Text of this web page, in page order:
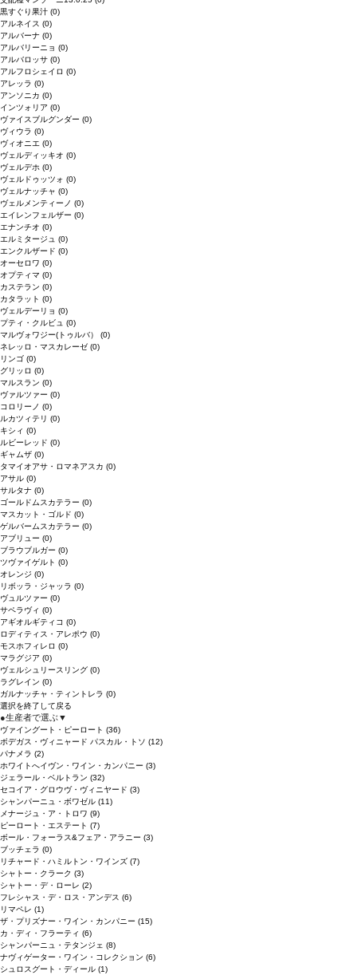
黒すぐり果汁 (0)
アルネイス (0)
アルバーナ (0)
アルバリーニョ (0)
アルバロッサ (0)
アルフロシェイロ (0)
アレッラ (0)
アンソニカ (0)
インツォリア (0)
ヴァイスブルグンダー (0)
ヴィウラ (0)
ヴィオニエ (0)
ヴェルディッキオ (0)
ヴェルデホ (0)
ヴェルドゥッツォ (0)
ヴェルナッチャ (0)
ヴェルメンティーノ (0)
エイレンフェルザー (0)
エナンチオ (0)
エルミタージュ (0)
エンクルザード (0)
オーセロワ (0)
オプティマ (0)
カステラン (0)
カタラット (0)
ヴェルデーリョ (0)
プティ・クルビュ (0)
マルヴォワジー(トゥルバ） (0)
ネレッロ・マスカレーゼ (0)
リンゴ (0)
グリッロ (0)
マルスラン (0)
ヴァルツァー (0)
コロリーノ (0)
ルカツィテリ (0)
キシィ (0)
ルビーレッド (0)
ギャムザ (0)
タマイオアサ・ロマネアスカ (0)
アサル (0)
サルタナ (0)
ゴールドムスカテラー (0)
マスカット・ゴルド (0)
ゲルバームスカテラー (0)
アブリュー (0)
ブラウブルガー (0)
ツヴァイゲルト (0)
オレンジ (0)
リボッラ・ジャッラ (0)
ヴュルツァー (0)
サペラヴィ (0)
アギオルギティコ (0)
ロディティス・アレポウ (0)
モスホフィレロ (0)
マラグジア (0)
ヴェルシュリースリング (0)
ラグレイン (0)
ガルナッチャ・ティントレラ (0)
選択を終了して戻る
●生産者で選ぶ▼
ヴァイングート・ピーロート (36)
ボデガス・ヴィニャード パスカル・トソ (12)
パナメラ (2)
ホワイトへイヴン・ワイン・カンパニー (3)
ジェラール・ベルトラン (32)
セコイア・グロウヴ・ヴィニヤード (3)
シャンパーニュ・ボワゼル (11)
メナージュ・ア・トロワ (9)
ピーロート・エステート (7)
ボール・フォーラス&フェア・アラニー (3)
ブッチェラ (0)
リチャード・ハミルトン・ワインズ (7)
シャトー・クラーク (3)
シャトー・デ・ローレ (2)
フレシャス・デ・ロス・アンデス (6)
リマペレ (1)
ザ・プリズナー・ワイン・カンパニー (15)
カ・ディ・フラーティ (6)
シャンパーニュ・テタンジェ (8)
ナヴィゲーター・ワイン・コレクション (6)
シュロスグート・ディール (1)